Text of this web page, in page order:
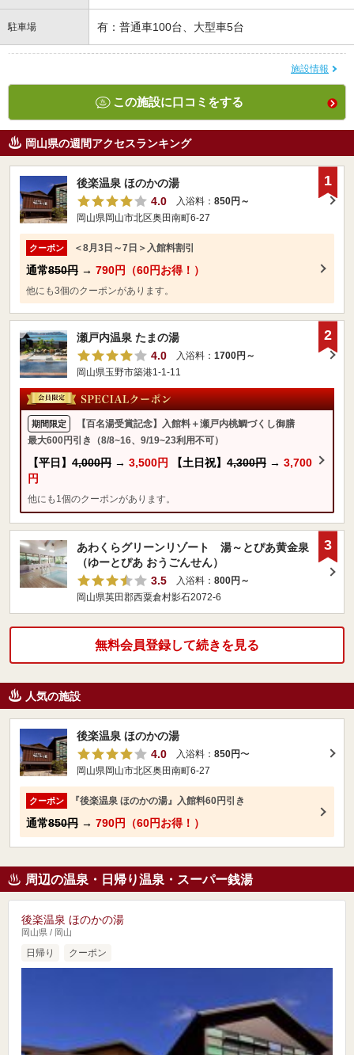
駐車場 有：普通車100台、大型車5台
施設情報
この施設に口コミをする
岡山県の週間アクセスランキング
後楽温泉 ほのかの湯
4.0
入浴料： 850円～
岡山県岡山市北区奥田南町6-27
クーポン ＜8月3日～7日＞入館料割引
通常850円 → 790円（60円お得！）
他にも3個のクーポンがあります。
1
瀬戸内温泉 たまの湯
4.0
入浴料： 1700円～
岡山県玉野市築港1-1-11
期間限定
【百名湯受賞記念】入館料＋瀬戸内桃鯛づくし御膳
最大600円引き（8/8~16、9/19~23利用不可）
【平日】 4,000円 → 3,500円 【土日祝】 4,300円 → 3,700
円
他にも1個のクーポンがあります。
2
あわくらグリーンリゾート 湯～とぴあ黄金泉
（ゆーとぴあ おうごんせん）
3.5
入浴料： 800円～
岡山県英田郡西粟倉村影石2072-6
3
無料会員登録して続きを見る
人気の施設
後楽温泉 ほのかの湯
4.0
入浴料： 850円〜
岡山県岡山市北区奥田南町6-27
クーポン 『後楽温泉 ほのかの湯』入館料60円引き
通常850円 → 790円（60円お得！）
周辺の温泉・日帰り温泉・スーパー銭湯
後楽温泉 ほのかの湯
岡山県 / 岡山
日帰り クーポン